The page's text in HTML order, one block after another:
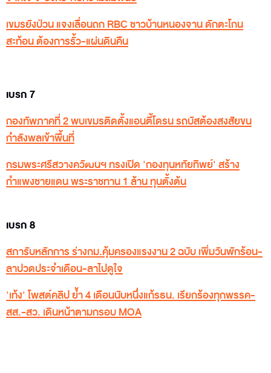
เขมรยังป่วน แจงเลื่อนถก RBC ชาวบ้านหนองจาน ดักตะโกน
สะท้อน ต้องการรั้ว-แผ่นดินคืน
เบรก 7
กองทัพภาคที่ 2 พบเขมรติดตั้งแอนตี้โดรน รถบัสต้องสงสัยขน
กำลังพลเข้าพื้นที่
กรมพระศรีสวางควัฒนฯ ทรงเปิด 'กองทุนหทัยทิพย์' สร้าง
กำแพงชายแดน พระราชทาน 1 ล้าน ทุนตั้งต้น
เบรก 8
สภารับหลักการ ร่างกม.คุ้มครองแรงงาน 2 ฉบับ เพิ่มวันพักร้อน-
ลาปวดประจำเดือน-ลาไปดูใจ
'เท้ง' โพสต์คลิป ย้ำ 4 เดือนนับหนึ่งแก้รธน. เรียกร้องทุกพรรค-
สส.-สว. เดินหน้าตามกรอบ MOA